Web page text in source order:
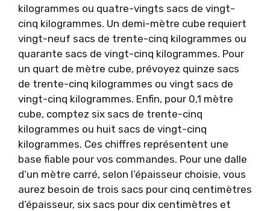
kilogrammes ou quatre-vingts sacs de vingt-
cinq kilogrammes. Un demi-mètre cube requiert
vingt-neuf sacs de trente-cinq kilogrammes ou
quarante sacs de vingt-cinq kilogrammes. Pour
un quart de mètre cube, prévoyez quinze sacs
de trente-cinq kilogrammes ou vingt sacs de
vingt-cinq kilogrammes. Enfin, pour 0,1 mètre
cube, comptez six sacs de trente-cinq
kilogrammes ou huit sacs de vingt-cinq
kilogrammes. Ces chiffres représentent une
base fiable pour vos commandes. Pour une dalle
d’un mètre carré, selon l’épaisseur choisie, vous
aurez besoin de trois sacs pour cinq centimètres
d’épaisseur, six sacs pour dix centimètres et